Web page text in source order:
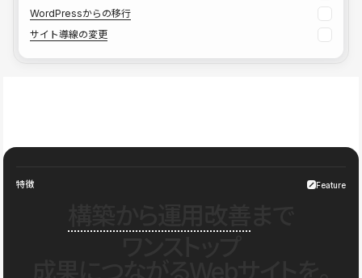
WordPressからの移行
サイト導線の変更
特徴 Feature